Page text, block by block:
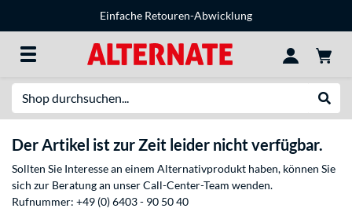
Einfache Retouren-Abwicklung
Der Artikel ist zur Zeit leider nicht verfügbar.
Sollten Sie Interesse an einem Alternativprodukt haben, können Sie
sich zur Beratung an unser Call-Center-Team wenden.
Rufnummer: +49 (0) 6403 - 90 50 40